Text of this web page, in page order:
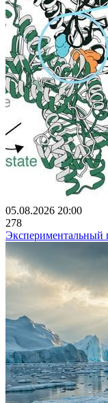
05.08.2026 20:00
278
Экспериментальный